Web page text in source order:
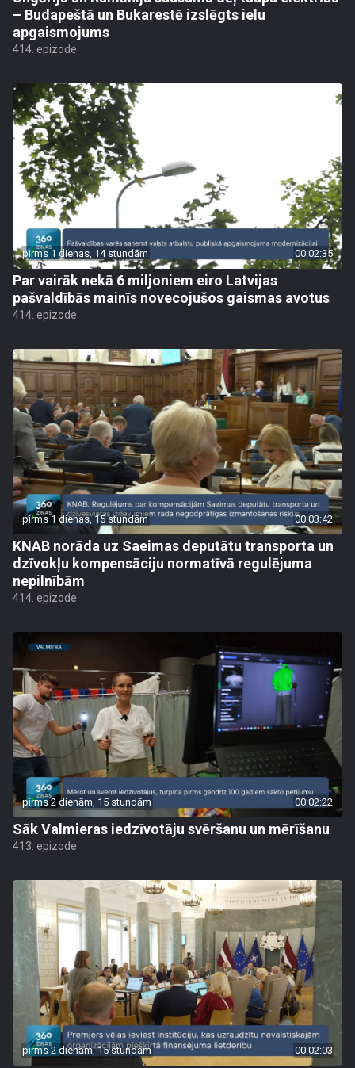
– Budapeštā un Bukarestē izslēgts ielu
apgaismojums
414. epizode
pirms 1 dienas, 14 stundām 00:02:35
Par vairāk nekā 6 miljoniem eiro Latvijas
pašvaldībās mainīs novecojušos gaismas avotus
414. epizode
pirms 1 dienas, 15 stundām 00:03:42
KNAB norāda uz Saeimas deputātu transporta un
dzīvokļu kompensāciju normatīvā regulējuma
nepilnībām
414. epizode
pirms 2 dienām, 15 stundām 00:02:22
Sāk Valmieras iedzīvotāju svēršanu un mērīšanu
413. epizode
pirms 2 dienām, 15 stundām 00:02:03